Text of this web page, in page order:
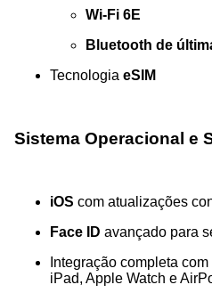
Wi‑Fi 6E
Bluetooth de
Tecnologia eSIM
Sistema Operacional e
iOS com atualizações
Face ID avançado para
Integração completa
iPad, Apple Watch e